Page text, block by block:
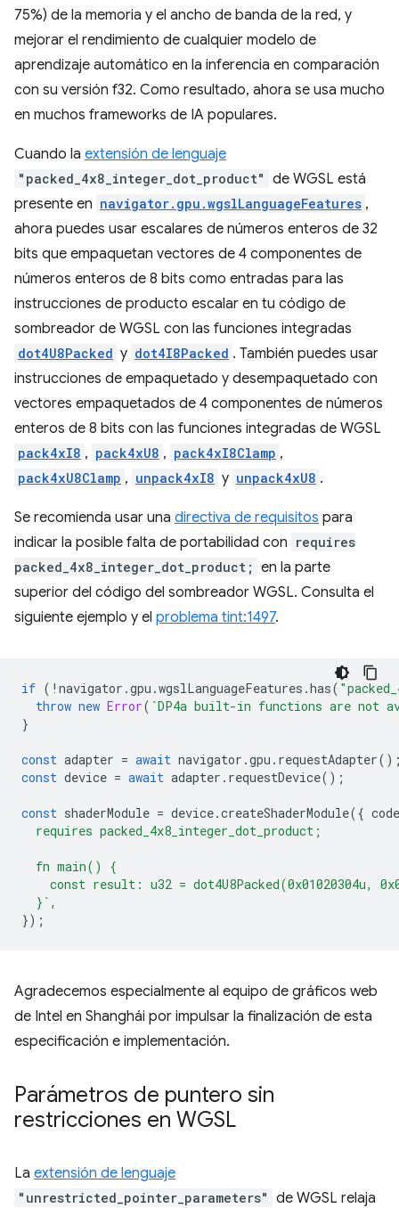
75%) de la memoria y el ancho de banda de la red, y
mejorar el rendimiento de cualquier modelo de
aprendizaje automático en la inferencia en comparación
con su versión f32. Como resultado, ahora se usa mucho
en muchos frameworks de IA populares.
Cuando la extensión de lenguaje
"packed_4x8_integer_dot_product" de WGSL está
presente en navigator.gpu.wgslLanguageFeatures ,
ahora puedes usar escalares de números enteros de 32
bits que empaquetan vectores de 4 componentes de
números enteros de 8 bits como entradas para las
instrucciones de producto escalar en tu código de
sombreador de WGSL con las funciones integradas
dot4U8Packed y dot4I8Packed . También puedes usar
instrucciones de empaquetado y desempaquetado con
vectores empaquetados de 4 componentes de números
enteros de 8 bits con las funciones integradas de WGSL
pack4xI8 , pack4xU8 , pack4xI8Clamp ,
pack4xU8Clamp , unpack4xI8 y unpack4xU8 .
Se recomienda usar una directiva de requisitos para
indicar la posible falta de portabilidad con requires
packed_4x8_integer_dot_product; en la parte
superior del código del sombreador WGSL. Consulta el
siguiente ejemplo y el problema tint:1497.
if ( ! navigator .gpu .wgslLanguageFeatures .has(
throw new Error( `DP4a built-in functions are not
}
const adapter = await navigator .gpu . requestAdapter
const device = await adapter . requestDevice();
const shaderModule = device.createShaderModule({ code
  requires packed_4x8_integer_dot_product;
  fn main() {
const result: u32 = dot4U8Packed(0x01020304u,
  }`
,
});
Agradecemos especialmente al equipo de gráficos web
de Intel en Shanghái por impulsar la finalización de esta
especificación e implementación.
Parámetros de puntero sin
restricciones en WGSL
La extensión de lenguaje
"unrestricted_pointer_parameters" de WGSL relaja